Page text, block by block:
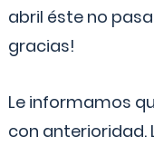
abril éste no
gracias!
Le informamos
con anterioridad.